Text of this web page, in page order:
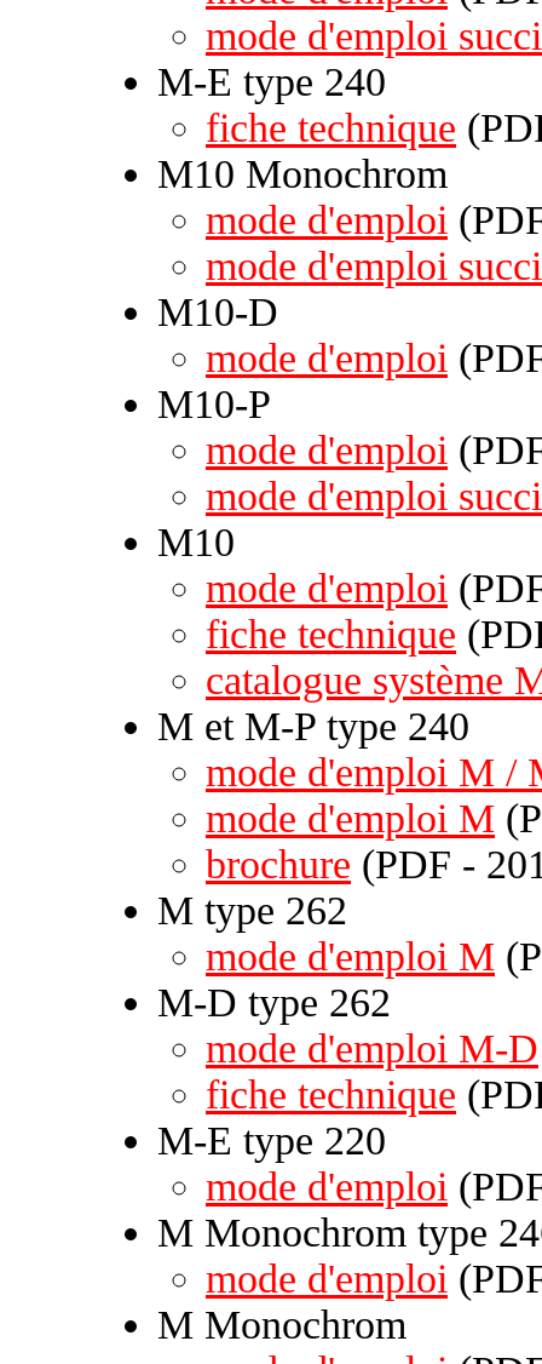
mode d'emploi
M-E type 240
fiche technique
M10 Monochrom
mode d'emploi
mode d'emploi
M10-D
mode d'emploi
M10-P
mode d'emploi
mode d'emploi
M10
mode d'emploi
fiche technique
catalogue système
M et M-P type 240
mode d'emploi M /
mode d'emploi M
brochure (PDF -
M type 262
mode d'emploi M
M-D type 262
mode d'emploi M-D
fiche technique
M-E type 220
mode d'emploi
M Monochrom type
mode d'emploi
M Monochrom